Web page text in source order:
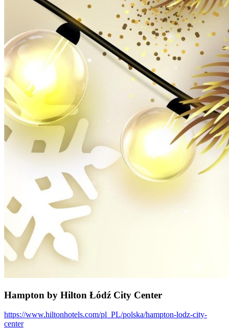
Hampton by Hilton Łódź City Center
https://www.hiltonhotels.com/pl_PL/polska/hampton-lodz-city-
center